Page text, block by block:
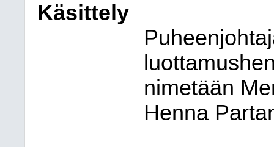
Käsittely
nimetään
Henna